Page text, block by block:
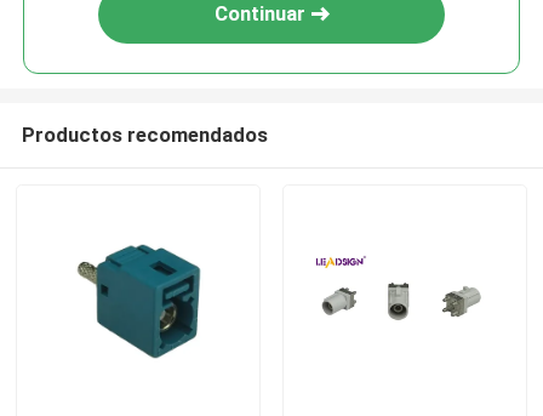
Continuar
Productos recomendados